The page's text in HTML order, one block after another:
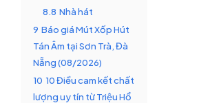
8.8 Nhà hát
9 Báo giá Mút Xốp Hút
Tán Âm tại Sơn Trà, Đà
Nẵng (08/2026)
10 10 Điều cam kết chất
lượng uy tín từ Triệu Hổ